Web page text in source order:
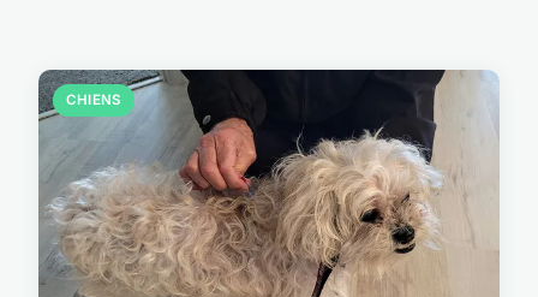
CHIENS